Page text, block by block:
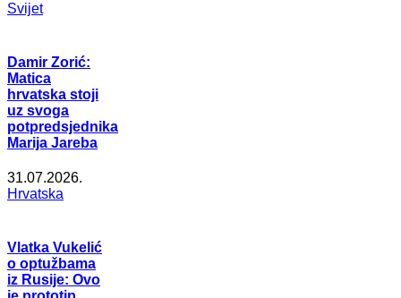
Svijet
Damir Zorić:
Matica
hrvatska stoji
uz svoga
potpredsjednika
Marija Jareba
31.07.2026.
Hrvatska
Vlatka Vukelić
o optužbama
iz Rusije: Ovo